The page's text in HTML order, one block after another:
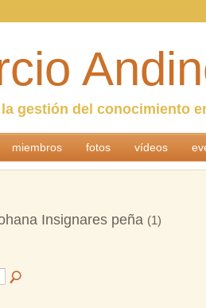
gestión del conocimiento
miembros fotos vídeos
Insignares peña (1)